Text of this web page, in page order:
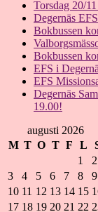
Torsdag 20/
Degernäs
Bokbussen
Bokbussen
EFS i
EFS
Degernäs
19.00!
augusti 2026
M T O T F L
1
2
3
4 5 6 7 8
9
10 11 12 13 14 15
17 18 19 20 21 22